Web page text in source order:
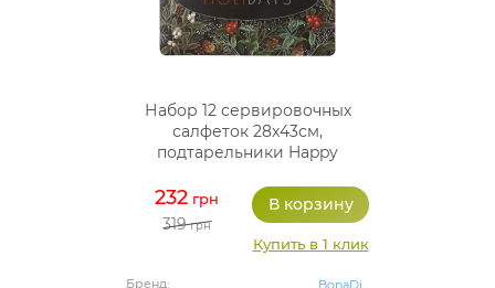
Набор 12 сервировочных
салфеток 28x43см,
подтарельники Happy
232 грн
319грн
Купить в 1 клик
Бренд:
BonaDi